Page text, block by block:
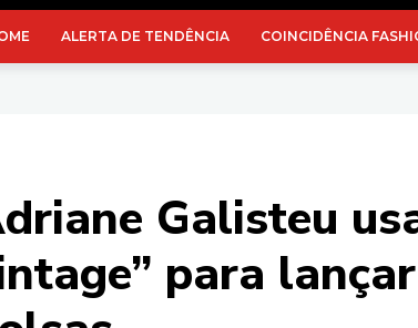
ALERTA DE TENDÊNCIA COINCIDÊNCIA
Galisteu
para